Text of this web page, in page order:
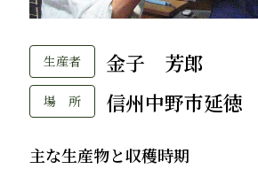
生産者 金子 芳郎
場 所 信州中野市延徳
主な生産物と収穫時期